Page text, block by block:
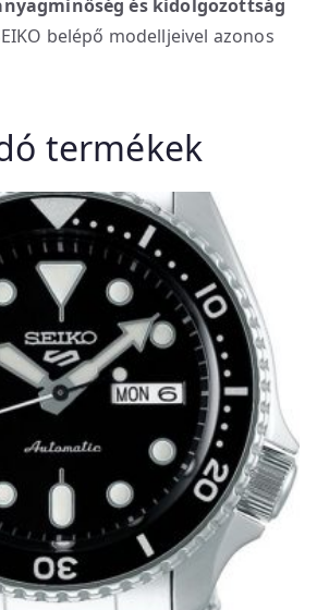
és kidolgozottság
belépő modelljeivel azonos
termékek